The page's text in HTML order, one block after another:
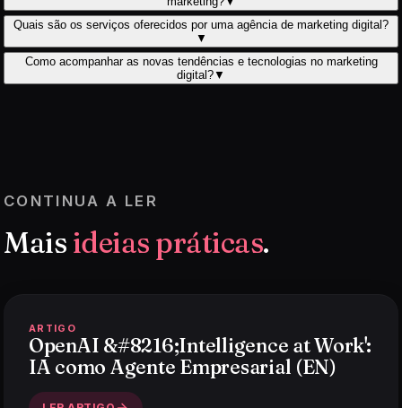
Quais são os serviços oferecidos por uma agência de marketing digital?
▼
Como acompanhar as novas tendências e tecnologias no marketing
digital?▼
CONTINUA A LER
Mais ideias práticas.
ARTIGO
OpenAI &#8216;Intelligence at Work':
IA como Agente Empresarial (EN)